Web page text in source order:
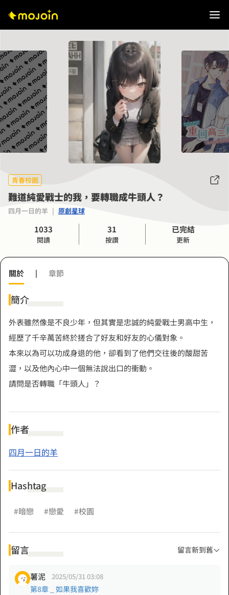
青春校園
難道純愛戰士的我，要轉職成牛頭人？
四月一日的羊 | 原創星球
1033
閱讀
31
按讚
已完結
更新
關於 | 章節
簡介
外表雖然像是不良少年，但其實是忠誠的純愛戰士男高中生，
經歷了千辛萬苦終於搓合了好友和好友的心儀對象。
本來以為可以功成身退的他，卻看到了他們交往後的酸甜苦
澀，以及他內心中一個無法說出口的衝動。
請問是否轉職「牛頭人」？
作者
四月一日的羊
Hashtag
#暗戀 #戀愛 #校園
留言 留言新到舊
薯泥 2025/05/31 03:08
第8章 _ 如果我喜歡妳